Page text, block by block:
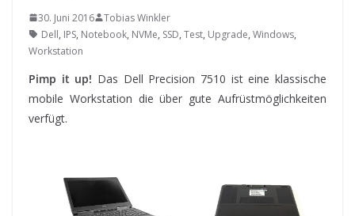
30. Juni 2016
Tobias Winkler
Dell, IPS, Notebook, NVMe, SSD, Test, Upgrade, Windows,
Workstation
Pimp it up! Das Dell Precision 7510 ist eine klassische
mobile Workstation die über gute Aufrüstmöglichkeiten
verfügt.